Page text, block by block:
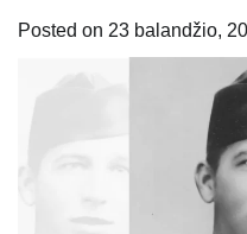
Posted on 23 balandžio,